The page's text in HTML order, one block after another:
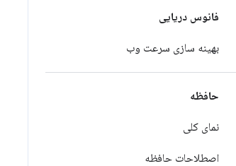
فانوس دریایی
بهینه سازی سرعت وب
حافظه
نمای کلی
اصطلاحات حافظه